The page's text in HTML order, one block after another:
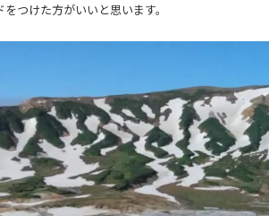
つけた方がいいと思います。